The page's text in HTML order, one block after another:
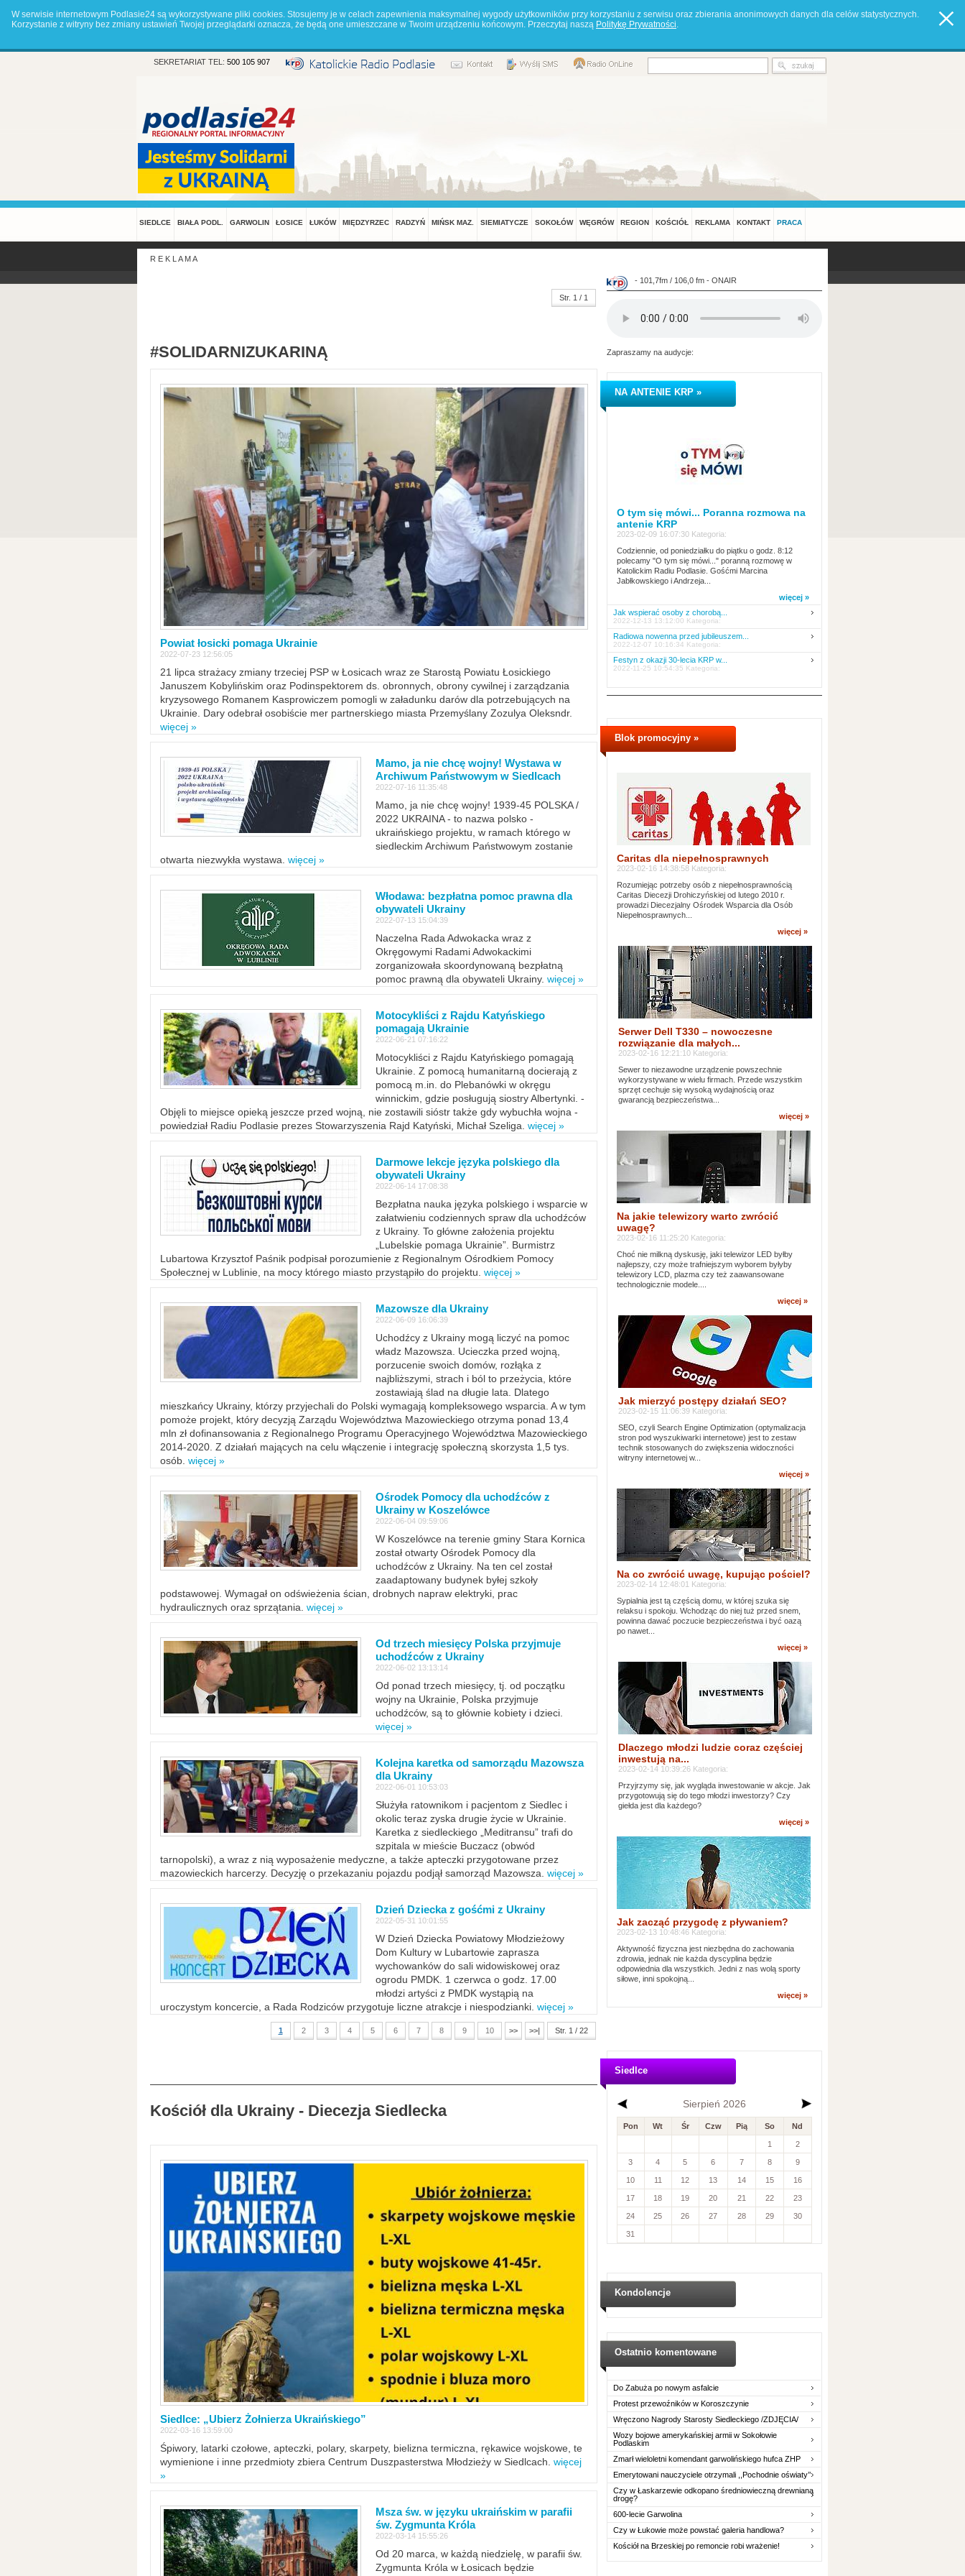
W serwisie internetowym Podlasie24 są wykorzystywane pliki cookies. Stosujemy je w celach zapewnienia maksymalnej wygody użytkowników przy korzystaniu z serwisu oraz zbierania anonimowych danych dla celów statystycznych.
Korzystanie z witryny bez zmiany ustawień Twojej przeglądarki oznacza, że będą one umieszczane w Twoim urządzeniu końcowym. Przeczytaj naszą Politykę Prywatności.
SEKRETARIAT TEL: 500 105 907
SIEDLCE BIAŁA PODL. GARWOLIN ŁOSICE ŁUKÓW MIĘDZYRZEC RADZYŃ MIŃSK MAZ. SIEMIATYCZE SOKOŁÓW WĘGRÓW REGION KOŚCIÓŁ REKLAMA KONTAKT PRACA
R E K L A M A
Str. 1 / 1
#SOLIDARNIZUKARINĄ
Powiat łosicki pomaga Ukrainie
2022-07-23 12:56:05
21 lipca strażacy zmiany trzeciej PSP w Łosicach wraz ze Starostą Powiatu Łosickiego
Januszem Kobylińskim oraz Podinspektorem ds. obronnych, obrony cywilnej i zarządzania
kryzysowego Romanem Kasprowiczem pomogli w załadunku darów dla potrzebujących na
Ukrainie. Dary odebrał osobiście mer partnerskiego miasta Przemyślany Zozulya Oleksndr.
więcej »
Mamo, ja nie chcę wojny! Wystawa w
Archiwum Państwowym w Siedlcach
2022-07-16 11:35:48
Mamo, ja nie chcę wojny! 1939-45 POLSKA /
2022 UKRAINA - to nazwa polsko -
ukraińskiego projektu, w ramach którego w
siedleckim Archiwum Państwowym zostanie
otwarta niezwykła wystawa. więcej »
Włodawa: bezpłatna pomoc prawna dla
obywateli Ukrainy
2022-07-13 15:04:39
Naczelna Rada Adwokacka wraz z
Okręgowymi Radami Adwokackimi
zorganizowała skoordynowaną bezpłatną
pomoc prawną dla obywateli Ukrainy. więcej »
Motocykliści z Rajdu Katyńskiego
pomagają Ukrainie
2022-06-21 07:16:22
Motocykliści z Rajdu Katyńskiego pomagają
Ukrainie. Z pomocą humanitarną docierają z
pomocą m.in. do Plebanówki w okręgu
winnickim, gdzie posługują siostry Albertynki. -
Objęli to miejsce opieką jeszcze przed wojną, nie zostawili sióstr także gdy wybuchła wojna -
powiedział Radiu Podlasie prezes Stowarzyszenia Rajd Katyński, Michał Szeliga. więcej »
Darmowe lekcje języka polskiego dla
obywateli Ukrainy
2022-06-14 17:08:38
Bezpłatna nauka języka polskiego i wsparcie w
załatwieniu codziennych spraw dla uchodźców
z Ukrainy. To główne założenia projektu
„Lubelskie pomaga Ukrainie”. Burmistrz
Lubartowa Krzysztof Paśnik podpisał porozumienie z Regionalnym Ośrodkiem Pomocy
Społecznej w Lublinie, na mocy którego miasto przystąpiło do projektu. więcej »
Mazowsze dla Ukrainy
2022-06-09 16:06:39
Uchodźcy z Ukrainy mogą liczyć na pomoc
władz Mazowsza. Ucieczka przed wojną,
porzucenie swoich domów, rozłąka z
najbliższymi, strach i ból to przeżycia, które
zostawiają ślad na długie lata. Dlatego
mieszkańcy Ukrainy, którzy przyjechali do Polski wymagają kompleksowego wsparcia. A w tym
pomoże projekt, który decyzją Zarządu Województwa Mazowieckiego otrzyma ponad 13,4
mln zł dofinansowania z Regionalnego Programu Operacyjnego Województwa Mazowieckiego
2014-2020. Z działań mających na celu włączenie i integrację społeczną skorzysta 1,5 tys.
osób. więcej »
Ośrodek Pomocy dla uchodźców z
Ukrainy w Koszelówce
2022-06-04 09:59:06
W Koszelówce na terenie gminy Stara Kornica
został otwarty Ośrodek Pomocy dla
uchodźców z Ukrainy. Na ten cel został
zaadaptowany budynek byłej szkoły
podstawowej. Wymagał on odświeżenia ścian, drobnych napraw elektryki, prac
hydraulicznych oraz sprzątania. więcej »
Od trzech miesięcy Polska przyjmuje
uchodźców z Ukrainy
2022-06-02 13:13:14
Od ponad trzech miesięcy, tj. od początku
wojny na Ukrainie, Polska przyjmuje
uchodźców, są to głównie kobiety i dzieci.
więcej »
Kolejna karetka od samorządu Mazowsza
dla Ukrainy
2022-06-01 10:53:03
Służyła ratownikom i pacjentom z Siedlec i
okolic teraz zyska drugie życie w Ukrainie.
Karetka z siedleckiego „Meditransu” trafi do
szpitala w mieście Buczacz (obwód
tarnopolski), a wraz z nią wyposażenie medyczne, a także apteczki przygotowane przez
mazowieckich harcerzy. Decyzję o przekazaniu pojazdu podjął samorząd Mazowsza. więcej »
Dzień Dziecka z gośćmi z Ukrainy
2022-05-31 10:01:55
W Dzień Dziecka Powiatowy Młodzieżowy
Dom Kultury w Lubartowie zaprasza
wychowanków do sali widowiskowej oraz
ogrodu PMDK. 1 czerwca o godz. 17.00
młodzi artyści z PMDK wystąpią na
uroczystym koncercie, a Rada Rodziców przygotuje liczne atrakcje i niespodzianki. więcej »
1 2 3 4 5 6 7 8 9 10 >> >>| Str. 1 / 22
Kościół dla Ukrainy - Diecezja Siedlecka
Siedlce: „Ubierz Żołnierza Ukraińskiego”
2022-03-16 13:59:00
Śpiwory, latarki czołowe, apteczki, polary, skarpety, bielizna termiczna, rękawice wojskowe, te
wymienione i inne przedmioty zbiera Centrum Duszpasterstwa Młodzieży w Siedlcach. więcej
»
Msza św. w języku ukraińskim w parafii
św. Zygmunta Króla
2022-03-14 15:55:26
Od 20 marca, w każdą niedzielę, w parafii św.
Zygmunta Króla w Łosicach będzie
- 101,7fm / 106,0 fm - ONAIR
Zapraszamy na audycje:
NA ANTENIE KRP »
O tym się mówi... Poranna rozmowa na
antenie KRP
2023-02-09 16:07:30 Kategoria:
Codziennie, od poniedziałku do piątku o godz. 8:12
polecamy "O tym się mówi..." poranną rozmowę w
Katolickim Radiu Podlasie. Gośćmi Marcina
Jabłkowskiego i Andrzeja...
więcej »
Jak wspierać osoby z chorobą...
2022-12-13 13:12:00 Kategoria:
Radiowa nowenna przed jubileuszem...
2022-12-07 10:16:34 Kategoria:
Festyn z okazji 30-lecia KRP w...
2022-11-25 10:54:35 Kategoria:
Blok promocyjny »
Caritas dla niepełnosprawnych
2023-02-16 14:38:58 Kategoria:
Rozumiejąc potrzeby osób z niepełnosprawnością
Caritas Diecezji Drohiczyńskiej od lutego 2010 r.
prowadzi Diecezjalny Ośrodek Wsparcia dla Osób
Niepełnosprawnych...
więcej »
Serwer Dell T330 – nowoczesne
rozwiązanie dla małych...
2023-02-16 12:21:10 Kategoria:
Sewer to niezawodne urządzenie powszechnie
wykorzystywane w wielu firmach. Przede wszystkim
sprzęt cechuje się wysoką wydajnością oraz
gwarancją bezpieczeństwa...
więcej »
Na jakie telewizory warto zwrócić
uwagę?
2023-02-16 11:25:20 Kategoria:
Choć nie milkną dyskusję, jaki telewizor LED byłby
najlepszy, czy może trafniejszym wyborem byłyby
telewizory LCD, plazma czy też zaawansowane
technologicznie modele....
więcej »
Jak mierzyć postępy działań SEO?
2023-02-15 11:06:39 Kategoria:
SEO, czyli Search Engine Optimization (optymalizacja
stron pod wyszukiwarki internetowe) jest to zestaw
technik stosowanych do zwiększenia widoczności
witryny internetowej w...
więcej »
Na co zwrócić uwagę, kupując pościel?
2023-02-14 12:48:01 Kategoria:
Sypialnia jest tą częścią domu, w której szuka się
relaksu i spokoju. Wchodząc do niej tuż przed snem,
powinna dawać poczucie bezpieczeństwa i być oazą
po nawet...
więcej »
Dlaczego młodzi ludzie coraz częściej
inwestują na...
2023-02-14 10:39:26 Kategoria:
Przyjrzymy się, jak wygląda inwestowanie w akcje. Jak
przygotowują się do tego młodzi inwestorzy? Czy
giełda jest dla każdego?
więcej »
Jak zacząć przygodę z pływaniem?
2023-02-13 10:48:46 Kategoria:
Aktywność fizyczna jest niezbędna do zachowania
zdrowia, jednak nie każda dyscyplina będzie
odpowiednia dla wszystkich. Jedni z nas wolą sporty
siłowe, inni spokojną...
więcej »
Siedlce
Sierpień 2026
Pon Wt Śr Czw Pią So Nd
1 2
3 4 5 6 7 8 9
10 11 12 13 14 15 16
17 18 19 20 21 22 23
24 25 26 27 28 29 30
31
Kondolencje
Ostatnio komentowane
Do Zabuża po nowym asfalcie
Protest przewoźników w Koroszczynie
Wręczono Nagrody Starosty Siedleckiego /ZDJĘCIA/
Wozy bojowe amerykańskiej armii w Sokołowie
Podlaskim
Zmarł wieloletni komendant garwolińskiego hufca ZHP
Emerytowani nauczyciele otrzymali ,,Pochodnie oświaty’’
Czy w Łaskarzewie odkopano średniowieczną drewnianą
drogę?
600-lecie Garwolina
Czy w Łukowie może powstać galeria handlowa?
Kościół na Brzeskiej po remoncie robi wrażenie!